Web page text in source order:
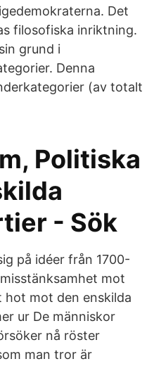
Det
filosofiska inriktning.
grund i
Denna
(av totalt
Politiska
- Sök
på idéer från 1700-
mot
mot den enskilda
ur De människor
nå röster
man tror är